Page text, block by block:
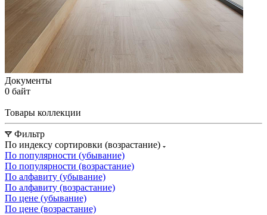
Документы
0 байт
Товары коллекции
Фильтр
По индексу сортировки (возрастание)
По популярности (убывание)
По популярности (возрастание)
По алфавиту (убывание)
По алфавиту (возрастание)
По цене (убывание)
По цене (возрастание)